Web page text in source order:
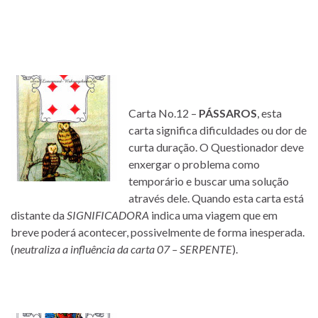
Carta No.12 – PÁSSAROS, esta
carta significa dificuldades ou dor de
curta duração. O Questionador deve
enxergar o problema como
temporário e buscar uma solução
através dele. Quando esta carta está
distante daSIGNIFICADORA indica uma viagem que em
breve poderá acontecer, possivelmente de forma inesperada.
(neutraliza a influência da carta 07 – SERPENTE).